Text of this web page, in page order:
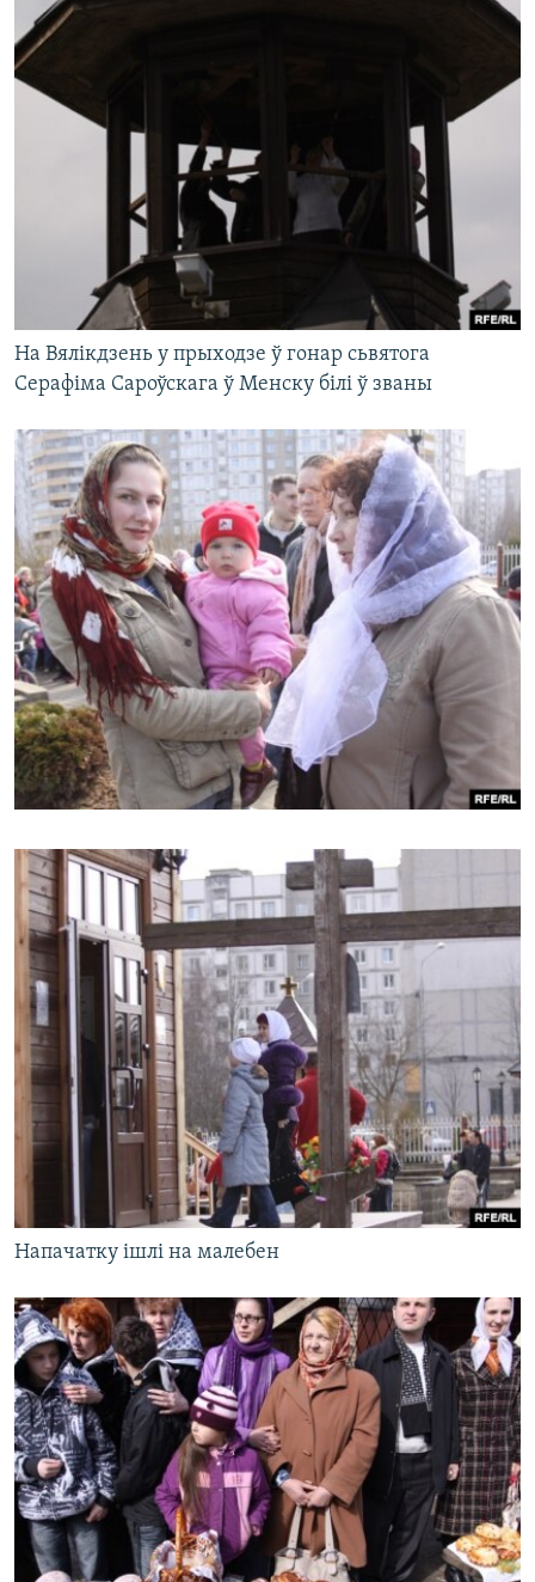
На Вялікдзень у прыходзе ў гонар сьвятога
Серафіма Сароўскага ў Менску білі ў званы
Напачатку ішлі на малебен